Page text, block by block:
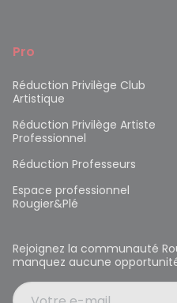
Pro
Réduction Privilège Club
Artistique
Réduction Privilège Artiste
Professionnel
Réduction Professeurs
Espace professionnel
Rougier&Plé
Rejoignez la communauté
manquez aucune